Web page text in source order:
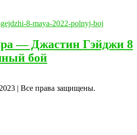
— Джастин Гэйджи 8
бой
| Все права защищены.